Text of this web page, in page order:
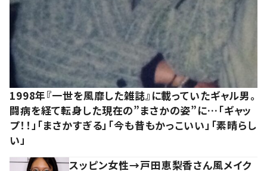
1998年『一世を風靡した雑誌』に載っていたギャル男。
闘病を経て転身した現在の”まさかの姿”に…「ギャッ
プ！！」「まさかすぎる」「今も昔もかっこいい」「素晴らし
い」
スッピン女性→戸田恵梨香さん風メイク